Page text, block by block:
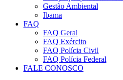
Gestão Ambiental
Ibama
FAQ
FAQ Geral
FAQ Exército
FAQ Polícia Civil
FAQ Polícia Federal
FALE CONOSCO